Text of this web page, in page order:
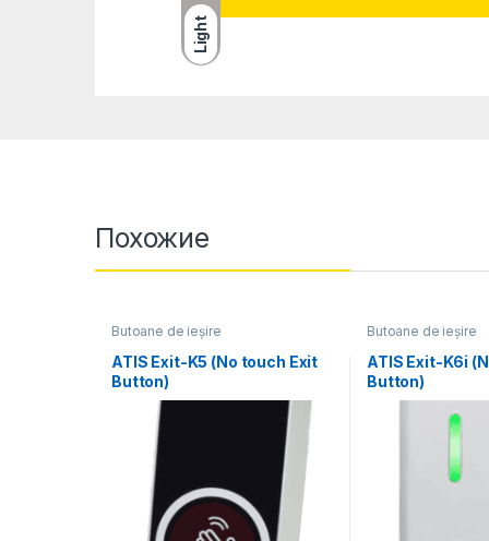
Light
Похожие
Butoane de ieșire
ATIS Exit-K5 (No touch Exit
Button)
Butoane de ieșire
ATIS Exit-K6i
Button)